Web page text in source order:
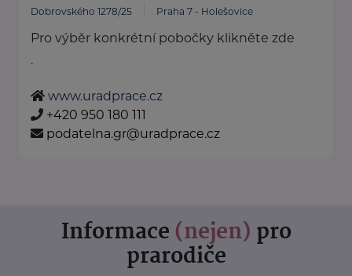
Dobrovského 1278/25 Praha 7 - Holešovice
Pro výběr konkrétní pobočky klikněte zde
.
www.uradprace.cz
+420 950 180 111
podatelna.gr@uradprace.cz
Informace (nejen) pro
prarodiče